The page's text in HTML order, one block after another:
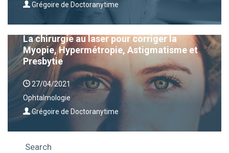
Grégoire de Doctoranytime
La chirurgie au laser pour corriger la
Myopie, Hypermétropie, Astigmatisme et
Presbytie
27/04/2021
Ophtalmologie
Grégoire de Doctoranytime
Search